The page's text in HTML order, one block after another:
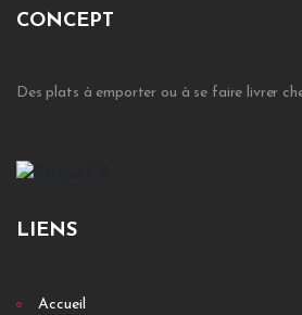
CONCEPT
Des plats à emporter ou à se faire livrer
LIENS
Accueil